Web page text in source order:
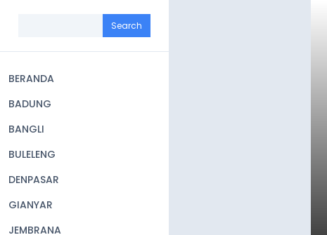
navigation
BERANDA
BADUNG
BANGLI
BULELENG
DENPASAR
GIANYAR
JEMBRANA